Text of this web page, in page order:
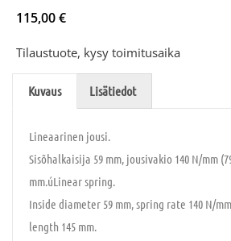
115,00€
Tilaustuote, kysy toimitusaika
Kuvaus Lisätiedot
Lineaarinen jousi.
Sisõhalkaisija 59 mm, jousivakio 140 N/mm
mm.úLinear spring.
Inside diameter 59 mm, spring rate 140 N/
length 145 mm.